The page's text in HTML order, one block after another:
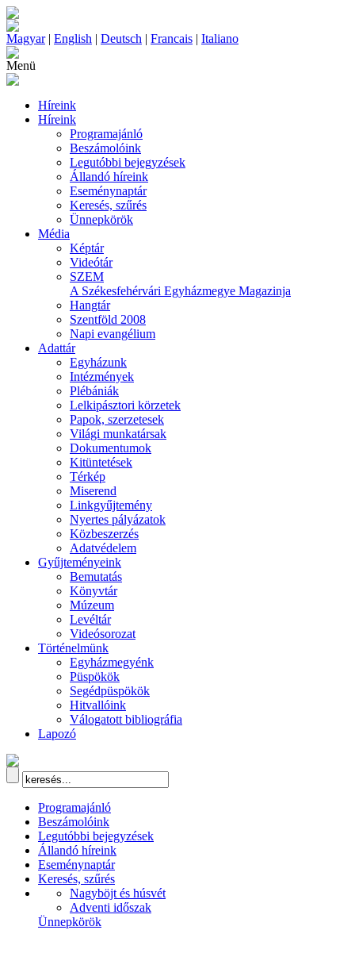
Magyar| English | Deutsch | Francais | Italiano
Menü
Híreink
Híreink
Programajánló
Beszámolóink
Legutóbbi bejegyzések
Állandó híreink
Eseménynaptár
Keresés, szűrés
Ünnepkörök
Média
Képtár
Videótár
SZEM
A Székesfehérvári Egyházmegye Magazinja
Hangtár
Szentföld 2008
Napi evangélium
Adattár
Egyházunk
Intézmények
Plébániák
Lelkipásztori körzetek
Papok, szerzetesek
Világi munkatársak
Dokumentumok
Kitüntetések
Térkép
Miserend
Linkgyűjtemény
Nyertes pályázatok
Közbeszerzés
Adatvédelem
Gyűjteményeink
Bemutatás
Könyvtár
Múzeum
Levéltár
Videósorozat
Történelmünk
Egyházmegyénk
Püspökök
Segédpüspökök
Hitvallóink
Válogatott bibliográfia
Lapozó
Programajánló
Beszámolóink
Legutóbbi bejegyzések
Állandó híreink
Eseménynaptár
Keresés, szűrés
Nagyböjt és húsvét
Adventi időszak
Ünnepkörök